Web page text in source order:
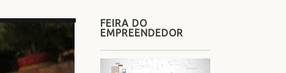
FEIRA DO
EMPREENDEDOR